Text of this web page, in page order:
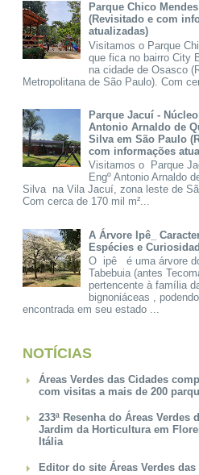
Parque Chico
(Revisitado e com
atualizadas)
Visitamos o Parque
que fica no bairro City
na cidade de Osasco
Metropolitana de São Paulo). Com
Parque Jacuí -
Antonio Arnaldo de
Silva em São Paulo
com informações
Visitamos o Parque
Engº Antonio Arnaldo
Silva na Vila Jacuí, zona leste de
Com cerca de 170 mil m²...
A Árvore Ipê_
Espécies e
O ipê é uma árvore
Tabebuia (antes
pertencente à família
bignoniáceas ,
encontrada em seu estado ...
NOTÍCIAS
Áreas Verdes das Cidades
com visitas a mais de 200
233ª Resenha do Áreas Verdes
Jardim da Horticultura em
Itália
Editor do site Áreas Verdes das